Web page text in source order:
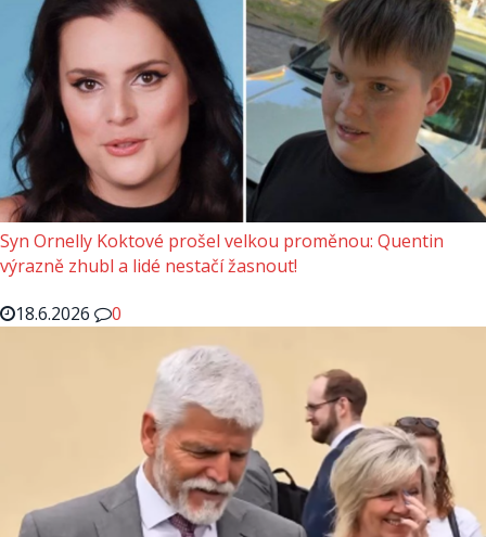
Syn Ornelly Koktové prošel velkou proměnou: Quentin
výrazně zhubl a lidé nestačí žasnout!
18.6.2026
0